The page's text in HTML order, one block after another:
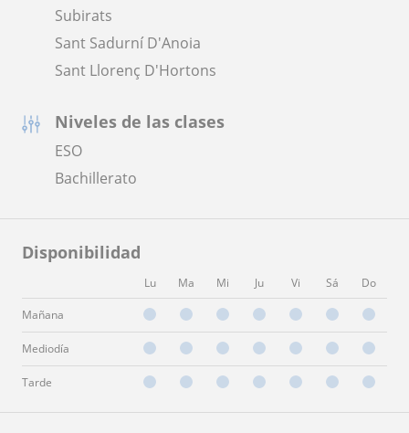
Subirats
Sant Sadurní D'Anoia
Sant Llorenç D'Hortons
Niveles de las clases
ESO
Bachillerato
Disponibilidad
Lu Ma Mi Ju Vi Sá Do
Mañana
Mediodía
Tarde